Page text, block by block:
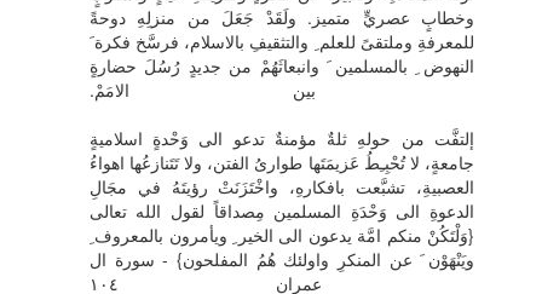
وخطابٍ عصريٍّ متميز. ولَقَدْ جَعَلَ من منزلِهِ دوحةً
للمعرفةِ وملتقىً للعلم ِ والتثقيفِ بالاسلام، فرسَّخ فكرة َ
النهوض ِ بالمسلمين َ وانبعاثَهُمْ من جديدٍ رُسُلَ حضارةٍ
بين الامَمْ.
إلتفَّت من حولهِ ثلةٌ مؤمنةٌ تدعو الى وَحْدةٍ اسلاميةٍ
جامعةٍ، لا تُحْبِـِطُ عَزيمَتَها طوارىُ الفتن، ولا تَتَنازعُها اهواءُ
العصبيةِ، تشبَّعت بافكارهِ، واخْتَزَنَتْ رؤيتَهُ في مجَالِ
الدعوةِ الى وَحْدَةِ المسلمين مِصداقاً لقول الله تعالى
{وَلْتَكُنْ منكم امَّة يدعون الى الخير ِ ويأمرون بالمعروف ِ
ويَنْهَوْن َ عن المنكرِ واولئك هُمُ المفلحون} - سورة ال
عمران ١٠٤